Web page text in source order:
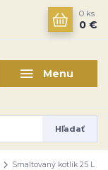
Menu
Hľadať
0 ks
0 €
Smaltovaný kotlík 25 L